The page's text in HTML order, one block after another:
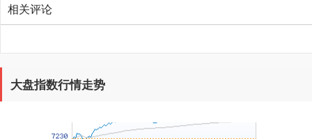
相关评论
大盘指数行情走势
基金指数